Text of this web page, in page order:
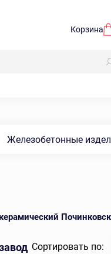
Корзина
Железобетонные
Сортировать по: